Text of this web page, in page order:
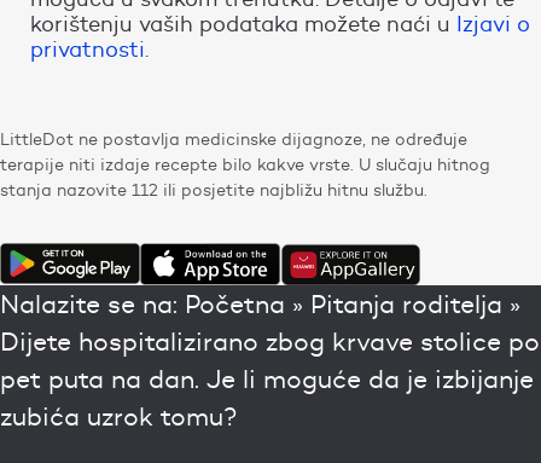
korištenju vaših podataka možete naći u Izjavi o
privatnosti.
LittleDot ne postavlja medicinske dijagnoze, ne određuje
terapije niti izdaje recepte bilo kakve vrste. U slučaju hitnog
stanja nazovite 112 ili posjetite najbližu hitnu službu.
Nalazite se na: Početna » Pitanja roditelja »
Dijete hospitalizirano zbog krvave stolice po
pet puta na dan. Je li moguće da je izbijanje
zubića uzrok tomu?